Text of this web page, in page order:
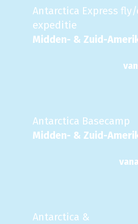
Antarctica Express
expeditie
Midden- & Zuid-
Antarctica Basecamp
Midden- & Zuid-
Antarctica &